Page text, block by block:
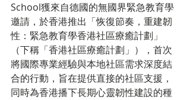
School獲來自德國的無國界緊急教育學
邀請，於香港推出「恢復節奏，重建韌
性：緊急教育學香港社區療癒計劃」
（下稱「香港社區療癒計劃」），首次
將國際專業經驗與本地社區需求深度結
合的行動，旨在提供直接的社區支援，
同時為香港播下長期心靈韌性建設的種